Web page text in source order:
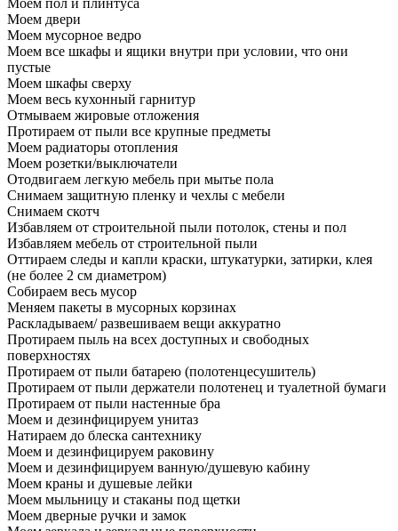
Моем пол и плинтуса
Моем двери
Моем мусорное ведро
Моем все шкафы и ящики внутри при условии, что они
пустые
Моем шкафы сверху
Моем весь кухонный гарнитур
Отмываем жировые отложения
Протираем от пыли все крупные предметы
Моем радиаторы отопления
Моем розетки/выключатели
Отодвигаем легкую мебель при мытье пола
Снимаем защитную пленку и чехлы с мебели
Снимаем скотч
Избавляем от строительной пыли потолок, стены и пол
Избавляем мебель от строительной пыли
Оттираем следы и капли краски, штукатурки, затирки, клея
(не более 2 см диаметром)
Собираем весь мусор
Меняем пакеты в мусорных корзинах
Раскладываем/ развешиваем вещи аккуратно
Протираем пыль на всех доступных и свободных
поверхностях
Протираем от пыли батарею (полотенцесушитель)
Протираем от пыли держатели полотенец и туалетной бумаги
Протираем от пыли настенные бра
Моем и дезинфицируем унитаз
Натираем до блеска сантехнику
Моем и дезинфицируем раковину
Моем и дезинфицируем ванную/душевую кабину
Моем краны и душевые лейки
Моем мыльницу и стаканы под щетки
Моем дверные ручки и замок